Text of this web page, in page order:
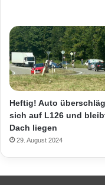
Heftig! Auto
sich auf L126 und
Dach liegen
29. August 2024